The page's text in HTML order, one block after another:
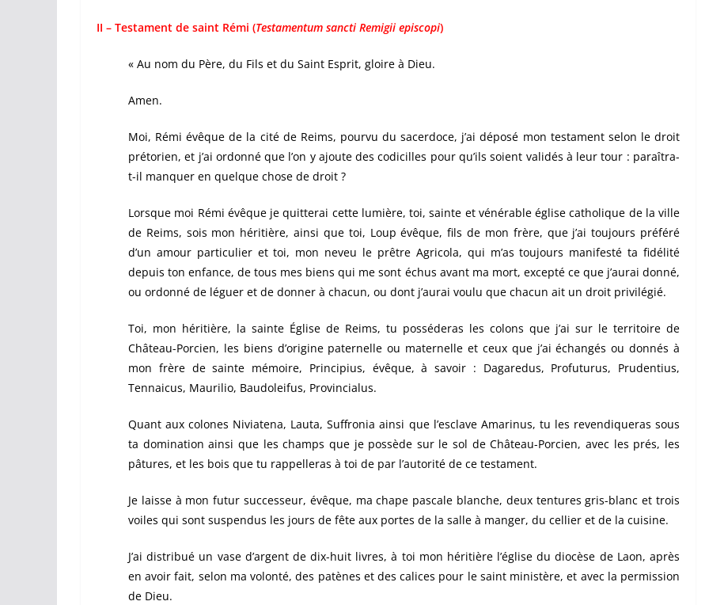
II – Testament de saint Rémi (Testamentum sancti Remigii episcopi)
« Au nom du Père, du Fils et du Saint Esprit, gloire à Dieu.
Amen.
Moi, Rémi évêque de la cité de Reims, pourvu du sacerdoce, j’ai déposé mon testament selon le droit
prétorien, et j’ai ordonné que l’on y ajoute des codicilles pour qu’ils soient validés à leur tour : paraîtra-
t-il manquer en quelque chose de droit ?
Lorsque moi Rémi évêque je quitterai cette lumière, toi, sainte et vénérable église catholique de la ville
de Reims, sois mon héritière, ainsi que toi, Loup évêque, fils de mon frère, que j’ai toujours préféré
d’un amour particulier et toi, mon neveu le prêtre Agricola, qui m’as toujours manifesté ta fidélité
depuis ton enfance, de tous mes biens qui me sont échus avant ma mort, excepté ce que j’aurai donné,
ou ordonné de léguer et de donner à chacun, ou dont j’aurai voulu que chacun ait un droit privilégié.
Toi, mon héritière, la sainte Église de Reims, tu posséderas les colons que j’ai sur le territoire de
Château-Porcien, les biens d’origine paternelle ou maternelle et ceux que j’ai échangés ou donnés à
mon frère de sainte mémoire, Principius, évêque, à savoir : Dagaredus, Profuturus, Prudentius,
Tennaicus, Maurilio, Baudoleifus, Provincialus.
Quant aux colones Niviatena, Lauta, Suffronia ainsi que l’esclave Amarinus, tu les revendiqueras sous
ta domination ainsi que les champs que je possède sur le sol de Château-Porcien, avec les prés, les
pâtures, et les bois que tu rappelleras à toi de par l’autorité de ce testament.
Je laisse à mon futur successeur, évêque, ma chape pascale blanche, deux tentures gris-blanc et trois
voiles qui sont suspendus les jours de fête aux portes de la salle à manger, du cellier et de la cuisine.
J’ai distribué un vase d’argent de dix-huit livres, à toi mon héritière l’église du diocèse de Laon, après
en avoir fait, selon ma volonté, des patènes et des calices pour le saint ministère, et avec la permission
de Dieu.